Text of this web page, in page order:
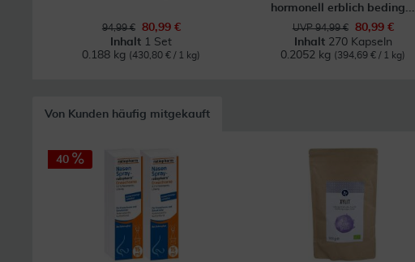
94,99 €
80,99 €
Inhalt 1 Set
0.188 kg (430,80 € / 1 kg)
hormonell erblich beding...
UVP 94,99 €
80,99 €
Inhalt 270 Kapseln
0.2052 kg (394,69 € / 1 kg)
Von Kunden häufig mitgekauft
40